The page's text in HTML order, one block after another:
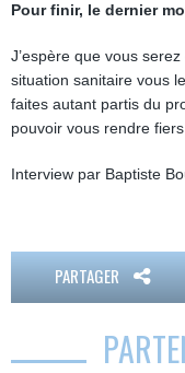
Pour finir, le dernier
J’espère que vous
situation sanitaire vous
faites autant partis du
pouvoir vous rendre
Interview par Baptiste
PARTAGER